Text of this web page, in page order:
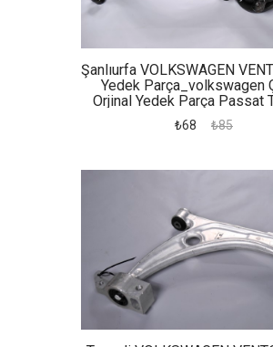
Şanlıurfa VOLKSWAGEN
Yedek Parça_volkswagen
Orjinal Yedek Parça Passat
₺68 ₺85